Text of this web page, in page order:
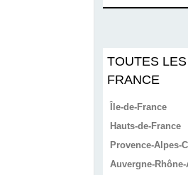
TOUTES
FRANCE
Île-de-France
Hauts-de-France
Provence-Alpes-
Auvergne-